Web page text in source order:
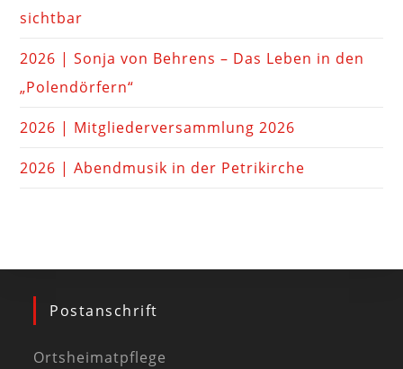
sichtbar
2026 | Sonja von Behrens – Das Leben in den
„Polendörfern“
2026 | Mitgliederversammlung 2026
2026 | Abendmusik in der Petrikirche
Postanschrift
Ortsheimatpflege